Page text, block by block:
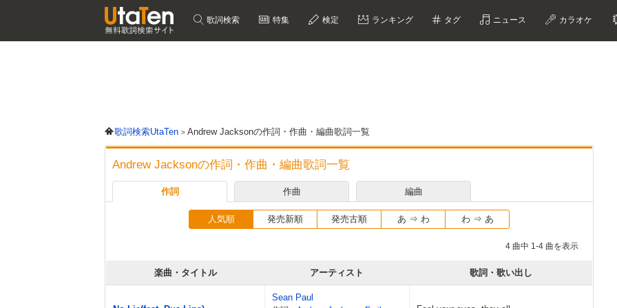
歌詞検索 特集 検定 ランキング タグ ニュース カラオケ
歌詞検索UtaTen Andrew Jacksonの作詞・作曲・編曲歌詞一覧
Andrew Jacksonの作詞・作曲・編曲歌詞一覧
作詞 作曲 編曲
人気順 発売新順 発売古順 あ ⇒ わ わ ⇒ あ
4 曲中 1-4 曲を表示
楽曲・タイトル アーティスト 歌詞・歌い出し
Sean Paul